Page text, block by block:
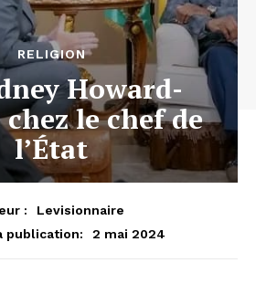
RELIGION
Howard-
le chef de
l’État
:
Levisionnaire
publication:
2 mai 2024